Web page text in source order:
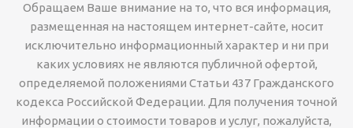
Обращаем Ваше внимание на то, что вся информация,
размещенная на настоящем интернет-сайте, носит
исключительно информационный характер и ни при
каких условиях не являются публичной офертой,
определяемой положениями Статьи 437 Гражданского
кодекса Российской Федерации. Для получения точной
информации о стоимости товаров и услуг, пожалуйста,